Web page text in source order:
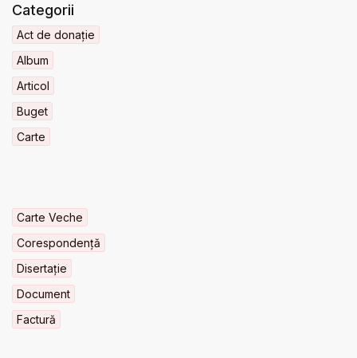
Categorii
Act de donație
Album
Articol
Buget
Carte
Carte Veche
Corespondență
Disertație
Document
Factură